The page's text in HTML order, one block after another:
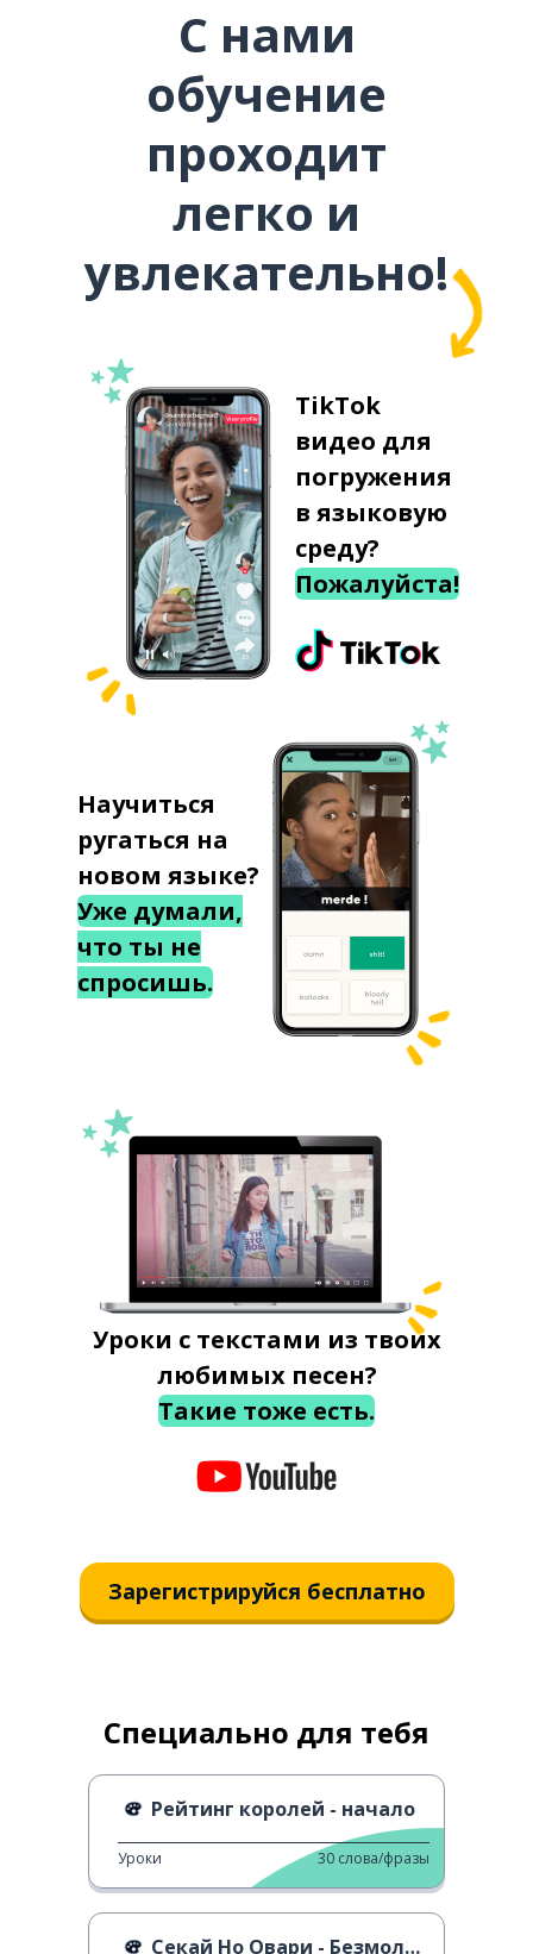
С нами
обучение
проходит
легко и
увлекательно!
TikTok
видео для
погружения
в языковую
среду?
Пожалуйста!
Научиться
ругаться на
новом языке?
Уже думали,
что ты не
спросишь.
Уроки с текстами из твоих
любимых песен?
Такие тоже есть.
Зарегистрируйся бесплатно
Специально для тебя
Рейтинг королей - начало
Уроки 30 слова/фразы
Секай Но Овари - Безмолвный